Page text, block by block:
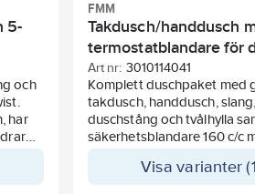
5-
och
har
FMM
Takdusch/handdusch
termostatblandare för
och badkar 160 c/c,
Art nr: 3010114041
Komplett duschpaket med
takdusch, handdusch, slang,
duschstång och tvålhylla
säkerhetsblandare 160 c/c
handdusch harVisa varianter